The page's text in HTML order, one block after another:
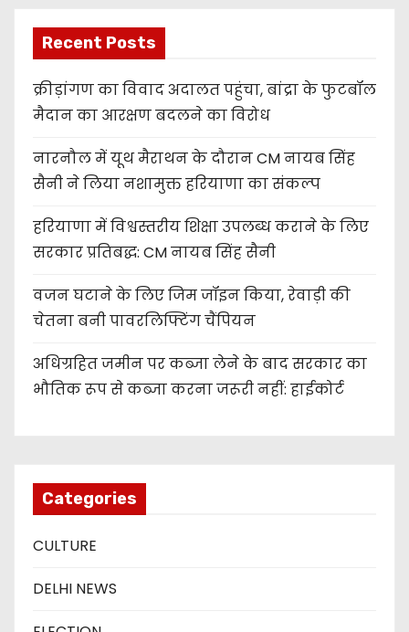
Recent Posts
क्रीड़ांगण का विवाद अदालत पहुंचा, बांद्रा के फुटबॉल
मैदान का आरक्षण बदलने का विरोध
नारनौल में यूथ मैराथन के दौरान CM नायब सिंह
सैनी ने लिया नशामुक्त हरियाणा का संकल्प
हरियाणा में विश्वस्तरीय शिक्षा उपलब्ध कराने के लिए
सरकार प्रतिबद्ध: CM नायब सिंह सैनी
वजन घटाने के लिए जिम जॉइन किया, रेवाड़ी की
चेतना बनी पावरलिफ्टिंग चैंपियन
अधिग्रहित जमीन पर कब्जा लेने के बाद सरकार का
भौतिक रूप से कब्जा करना जरूरी नहीं: हाईकोर्ट
Categories
CULTURE
DELHI NEWS